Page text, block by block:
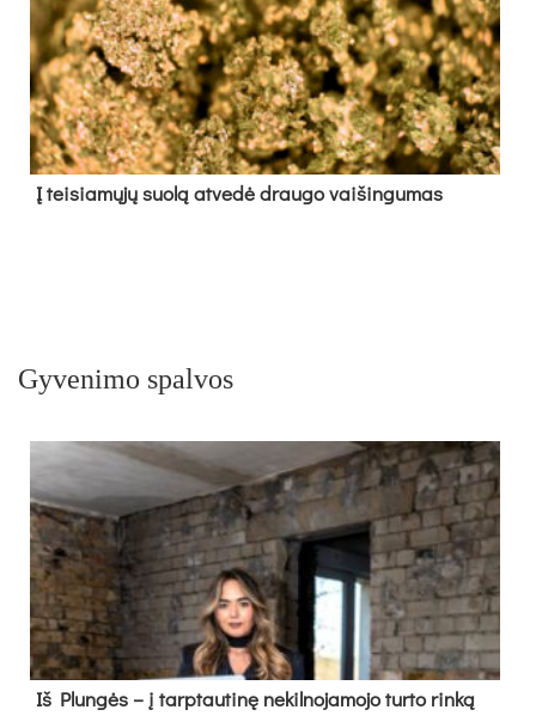
Į tei­sia­mų­jų suo­lą at­ve­dė drau­go vai­šin­gu­mas
Gyvenimo spalvos
Iš Plungės – į tarptautinę nekilnojamojo turto rinką